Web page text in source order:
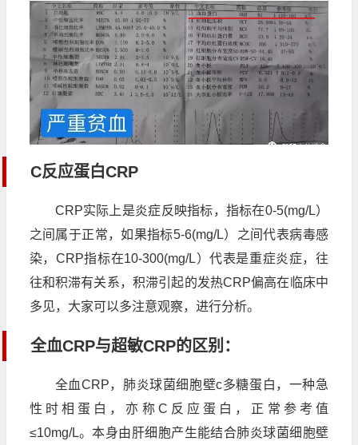
C反应蛋白CRP
CRP实际上是炎症反映指标，指标在0-5(mg/L）
之间属于正常，如果指标5-6(mg/L）之间代表病毒感
染，CRP指标在10-300(mg/L）代表是重症炎症，往
往和积滞有关系，积滞引起的发热CRP偏高在临床中
多见，大家可以多注意观察，进行分析。
全血CRP与超敏CRP的区别：
全血CRP，肺炎球菌细胞壁c多糖蛋白，一种急
性时相蛋白，亦称C反应蛋白，正常参考值
≤10mg/L。本身由肝细胞产生能结合肺炎球菌细胞壁